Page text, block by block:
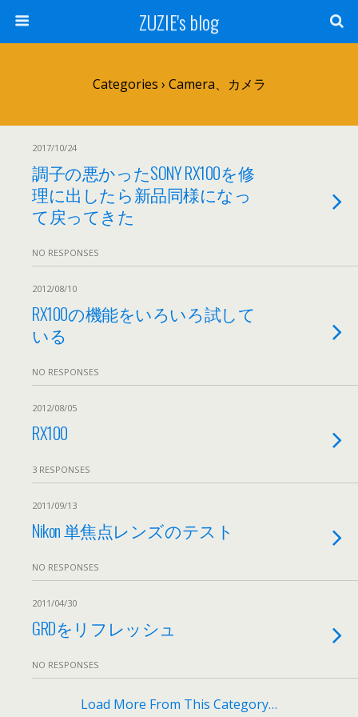
ZUZIE's blog
Categories › Camera、カメラ
2017/10/24
調子の悪かったSONY RX100を修
理に出したら新品同様になっ
て戻ってきた
NO RESPONSES
2012/08/10
RX100の機能をいろいろ試して
いる
NO RESPONSES
2012/08/05
RX100
3 RESPONSES
2011/09/13
Nikon 単焦点レンズのテスト
NO RESPONSES
2011/04/30
GRDをリフレッシュ
NO RESPONSES
Load More From This Category…